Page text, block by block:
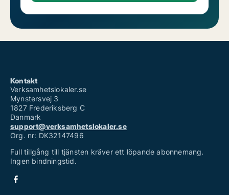
Kontakt
Verksamhetslokaler.se
Mynstersvej 3
1827 Frederiksberg C
Danmark
support@verksamhetslokaler.se
Org. nr: DK32147496
Full tillgång till tjänsten kräver ett löpande abonnemang.
Ingen bindningstid.